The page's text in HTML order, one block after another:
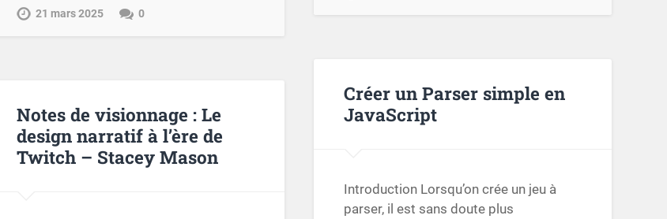
21 mars 2025 0
Créer un Parser simple en
JavaScript
Introduction Lorsqu’on crée un jeu à
parser, il est sans doute plus
Notes de visionnage : Le
design narratif à l’ère de
Twitch – Stacey Mason